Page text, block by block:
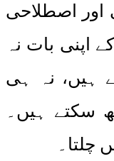
اور اصطلاحی
اپنی بات نہ
ہیں، نہ ہی
سکتے ہیں۔
چلتا۔